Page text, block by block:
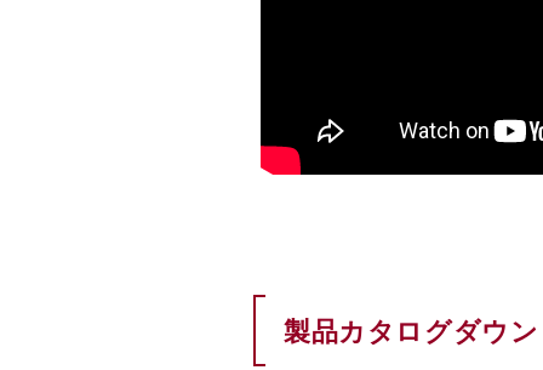
製品カタログダウ